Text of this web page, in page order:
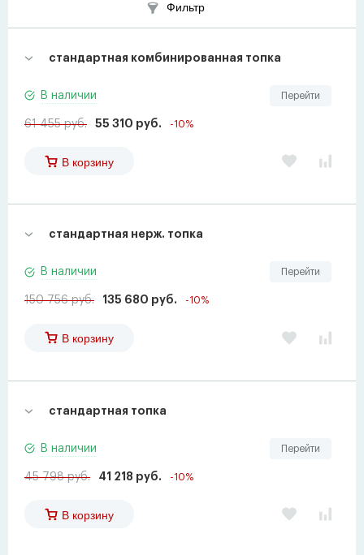
Фильтр
стандартная комбинированная топка
Перейти
В наличии
61 455 руб. 55 310 руб. -10%
В корзину
стандартная нерж. топка
Перейти
В наличии
150 756 руб. 135 680 руб. -10%
В корзину
стандартная топка
Перейти
В наличии
45 798 руб. 41 218 руб. -10%
В корзину